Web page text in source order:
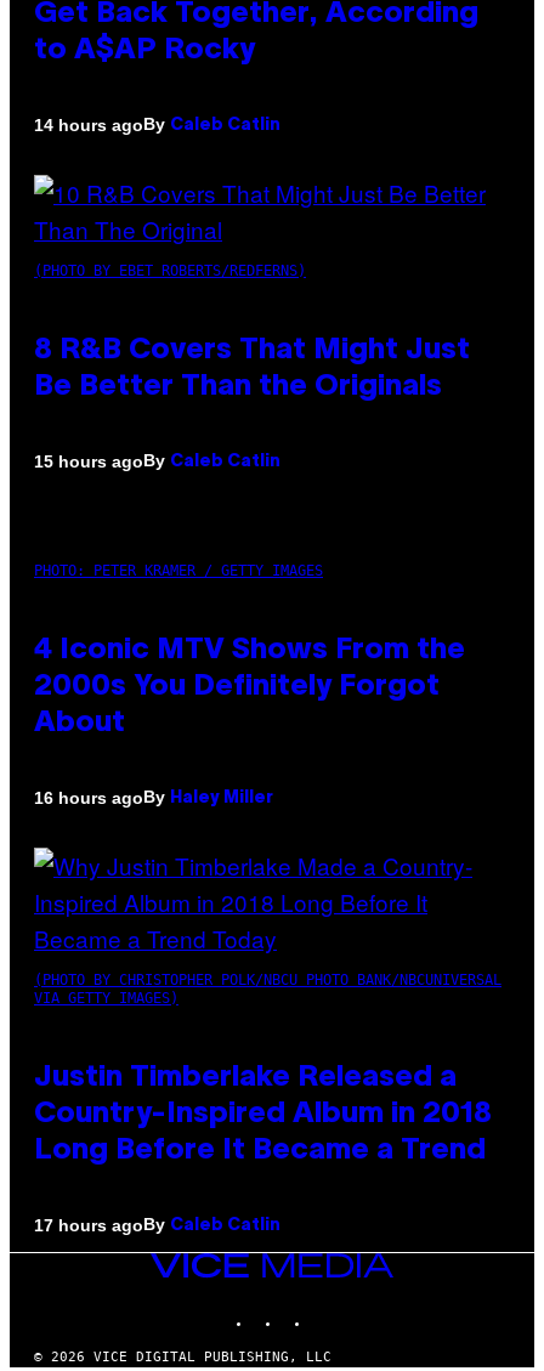
Get Back Together, According
to A$AP Rocky
14 hours agoBy Caleb Catlin
(PHOTO BY EBET ROBERTS/REDFERNS)
8 R&B Covers That Might Just
Be Better Than the Originals
15 hours agoBy Caleb Catlin
PHOTO: PETER KRAMER / GETTY IMAGES
4 Iconic MTV Shows From the
2000s You Definitely Forgot
About
16 hours agoBy Haley Miller
(PHOTO BY CHRISTOPHER POLK/NBCU PHOTO BANK/NBCUNIVERSAL
VIA GETTY IMAGES)
Justin Timberlake Released a
Country-Inspired Album in 2018
Long Before It Became a Trend
17 hours agoBy Caleb Catlin
VICE
© 2026 VICE DIGITAL PUBLISHING, LLC